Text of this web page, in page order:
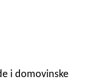
i domovinske